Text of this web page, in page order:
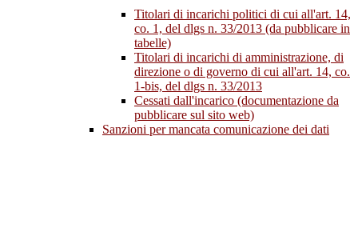
Titolari di incarichi politici di cui all'art. 14,
co. 1, del dlgs n. 33/2013 (da pubblicare in
tabelle)
Titolari di incarichi di amministrazione, di
direzione o di governo di cui all'art. 14, co.
1-bis, del dlgs n. 33/2013
Cessati dall'incarico (documentazione da
pubblicare sul sito web)
Sanzioni per mancata comunicazione dei dati